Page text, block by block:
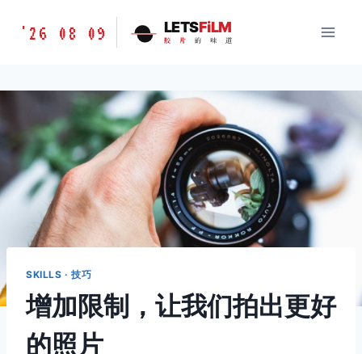
胶
味
LETSFILM
'26 08 09 LETSFiLM
胶 片 的 味 道
SKILLS · 技巧
增加限制，让我们拍出更好
的照片